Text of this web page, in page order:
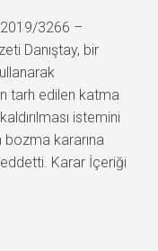
2019/3266 –
Danıştay, bir
tarh edilen katma
istemini
bozma kararına
Karar İçeriği